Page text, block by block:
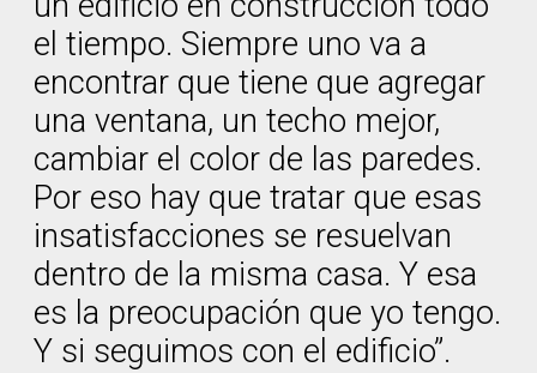
el tiempo. Siempre uno va a
encontrar que tiene que agregar
una ventana, un techo mejor,
cambiar el color de las paredes.
Por eso hay que tratar que esas
insatisfacciones se resuelvan
dentro de la misma casa. Y esa
es la preocupación que yo tengo.
Y si seguimos con el edificio”.